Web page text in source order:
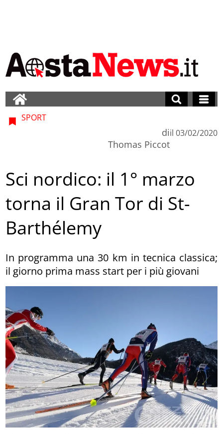
SPORT
di
Thomas Piccot
il 03/02/2020
Sci nordico: il 1° marzo
torna il Gran Tor di St-
Barthélemy
In programma una 30 km in tecnica classica;
il giorno prima mass start per i più giovani